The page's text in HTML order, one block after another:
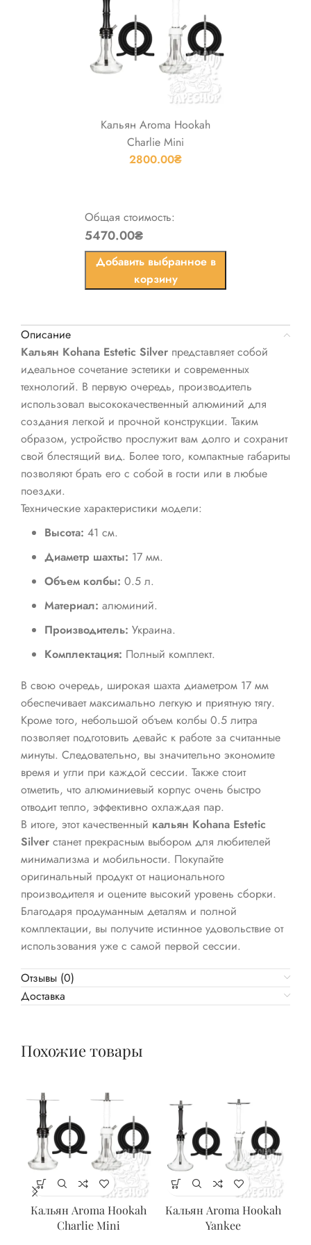
Кальян Aroma Hookah
Charlie Mini
2800.00₴
Общая стоимость:
5470.00₴
Добавить выбранное в
корзину
Описание
Кальян Kohana Estetic Silver представляет собой
идеальное сочетание эстетики и современных
технологий. В первую очередь, производитель
использовал высококачественный алюминий для
создания легкой и прочной конструкции. Таким
образом, устройство прослужит вам долго и сохранит
свой блестящий вид. Более того, компактные габариты
позволяют брать его с собой в гости или в любые
поездки.
Технические характеристики модели:
Высота: 41 см.
Диаметр шахты: 17 мм.
Объем колбы: 0.5 л.
Материал: алюминий.
Производитель: Украина.
Комплектация: Полный комплект.
В свою очередь, широкая шахта диаметром 17 мм
обеспечивает максимально легкую и приятную тягу.
Кроме того, небольшой объем колбы 0.5 литра
позволяет подготовить девайс к работе за считанные
минуты. Следовательно, вы значительно экономите
время и угли при каждой сессии. Также стоит
отметить, что алюминиевый корпус очень быстро
отводит тепло, эффективно охлаждая пар.
В итоге, этот качественный кальян Kohana Estetic
Silver станет прекрасным выбором для любителей
минимализма и мобильности. Покупайте
оригинальный продукт от национального
производителя и оцените высокий уровень сборки.
Благодаря продуманным деталям и полной
комплектации, вы получите истинное удовольствие от
использования уже с самой первой сессии.
Отзывы (0)
Доставка
Похожие товары
Кальян Aroma Hookah
Charlie Mini
Кальян Aroma Hookah
Yankee